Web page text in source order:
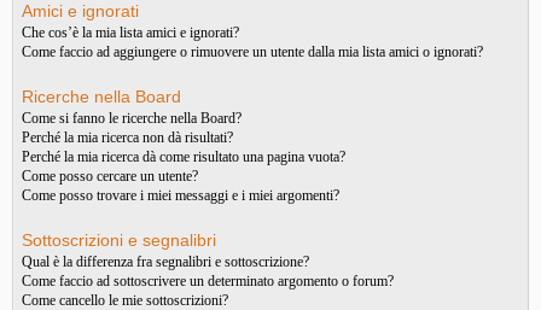
Amici e ignorati
Che cos’è la mia lista amici e ignorati?
Come faccio ad aggiungere o rimuovere un utente dalla mia lista amici o ignorati?
Ricerche nella Board
Come si fanno le ricerche nella Board?
Perché la mia ricerca non dà risultati?
Perché la mia ricerca dà come risultato una pagina vuota?
Come posso cercare un utente?
Come posso trovare i miei messaggi e i miei argomenti?
Sottoscrizioni e segnalibri
Qual è la differenza fra segnalibri e sottoscrizione?
Come faccio ad sottoscrivere un determinato argomento o forum?
Come cancello le mie sottoscrizioni?